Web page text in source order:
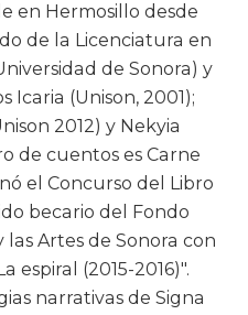
en Hermosillo desde
de la Licenciatura en
de Sonora) y
Icaria (Unison, 2001);
2012) y Nekyia
de cuentos es Carne
el Concurso del Libro
becario del Fondo
Artes de Sonora con
espiral (2015-2016)".
narrativas de Signa